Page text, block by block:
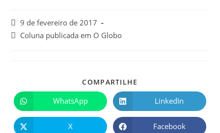
9 de fevereiro de 2017
Coluna publicada em O Globo
COMPARTILHE
WhatsApp LinkedIn
X Facebook